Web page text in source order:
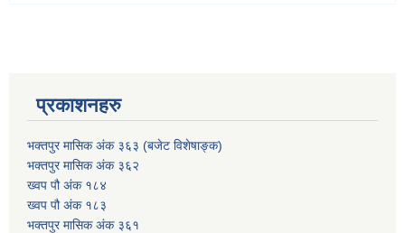
प्रकाशनहरु
भक्तपुर मासिक अंक ३६३ (बजेट विशेषाङ्क)
भक्तपुर मासिक अंक ३६२
ख्वप पौ अंक १८४
ख्वप पौ अंक १८३
भक्तपुर मासिक अंक ३६१